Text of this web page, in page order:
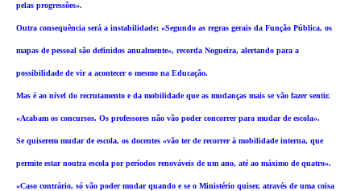
pelas progressões».
Outra consequência será a instabilidade: «Segundo as regras gerais da Função Pública, os
mapas de pessoal são definidos anualmente», recorda Nogueira, alertando para a
possibilidade de vir a acontecer o mesmo na Educação.
Mas é ao nível do recrutamento e da mobilidade que as mudanças mais se vão fazer sentir.
«Acabam os concursos. Os professores não vão poder concorrer para mudar de escola».
Se quiserem mudar de escola, os docentes «vão ter de recorrer à mobilidade interna, que
permite estar noutra escola por períodos renováveis de um ano, até ao máximo de quatro».
«Caso contrário, só vão poder mudar quando e se o Ministério quiser, através de uma coisa